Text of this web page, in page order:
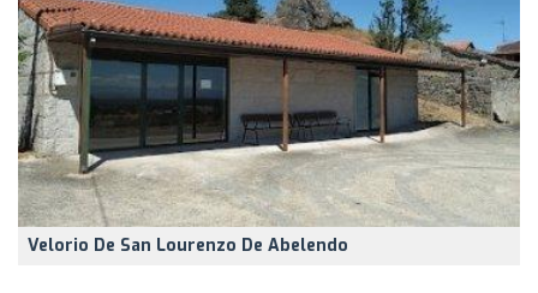
Velorio De San Lourenzo De Abelendo